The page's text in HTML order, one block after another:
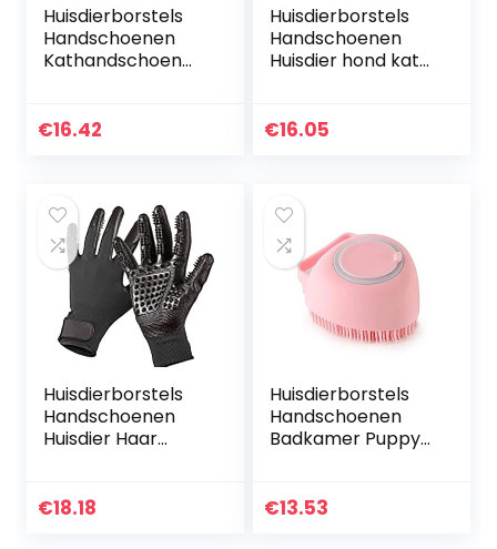
Huisdierborstels
Handschoenen
Kathandschoen
Borstel
€16.42
Huisdierborstels
Handschoenen
Huisdier hond kat
handschoen haar
€16.05
Huisdierborstels
Handschoenen
Huisdier Haar
Katten Zachte
€18.18
Huisdierborstels
Handschoenen
Badkamer Puppy
Handschoenen
€13.53